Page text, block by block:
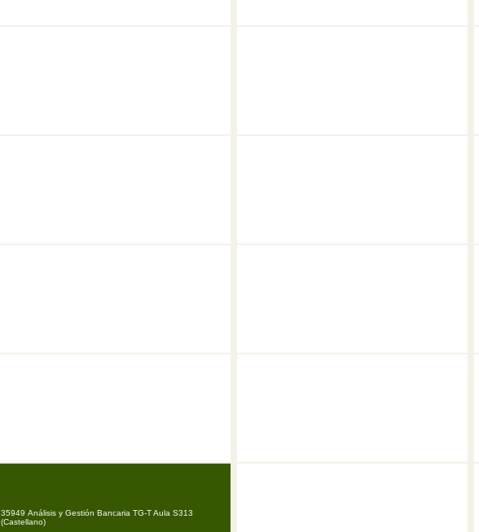
35949 Análisis y Gestión Bancaria TG-T Aula S313
(Castellano)